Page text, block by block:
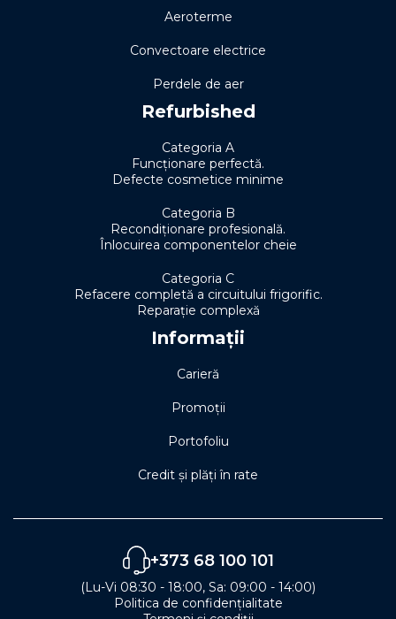
Aeroterme
Convectoare electrice
Perdele de aer
Refurbished
Categoria A
Funcționare perfectă.
Defecte cosmetice minime
Categoria B
Recondiționare profesională.
Înlocuirea componentelor cheie
Categoria C
Refacere completă a circuitului frigorific.
Reparație complexă
Informații
Carieră
Promoții
Portofoliu
Credit și plăți în rate
+373 68 100 101
(Lu-Vi 08:30 - 18:00, Sa: 09:00 - 14:00)
Politica de confidențialitate